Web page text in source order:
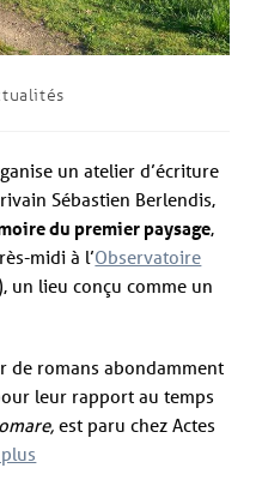
un atelier d’écriture
Sébastien Berlendis,
du premier paysage,
midi à l’Observatoire
un lieu conçu comme un
de romans abondamment
leur rapport au temps
est paru chez Actes